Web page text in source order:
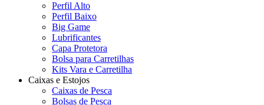
Perfil Alto
Perfil Baixo
Big Game
Lubrificantes
Capa Protetora
Bolsa para Carretilhas
Kits Vara e Carretilha
Caixas e Estojos
Caixas de Pesca
Bolsas de Pesca